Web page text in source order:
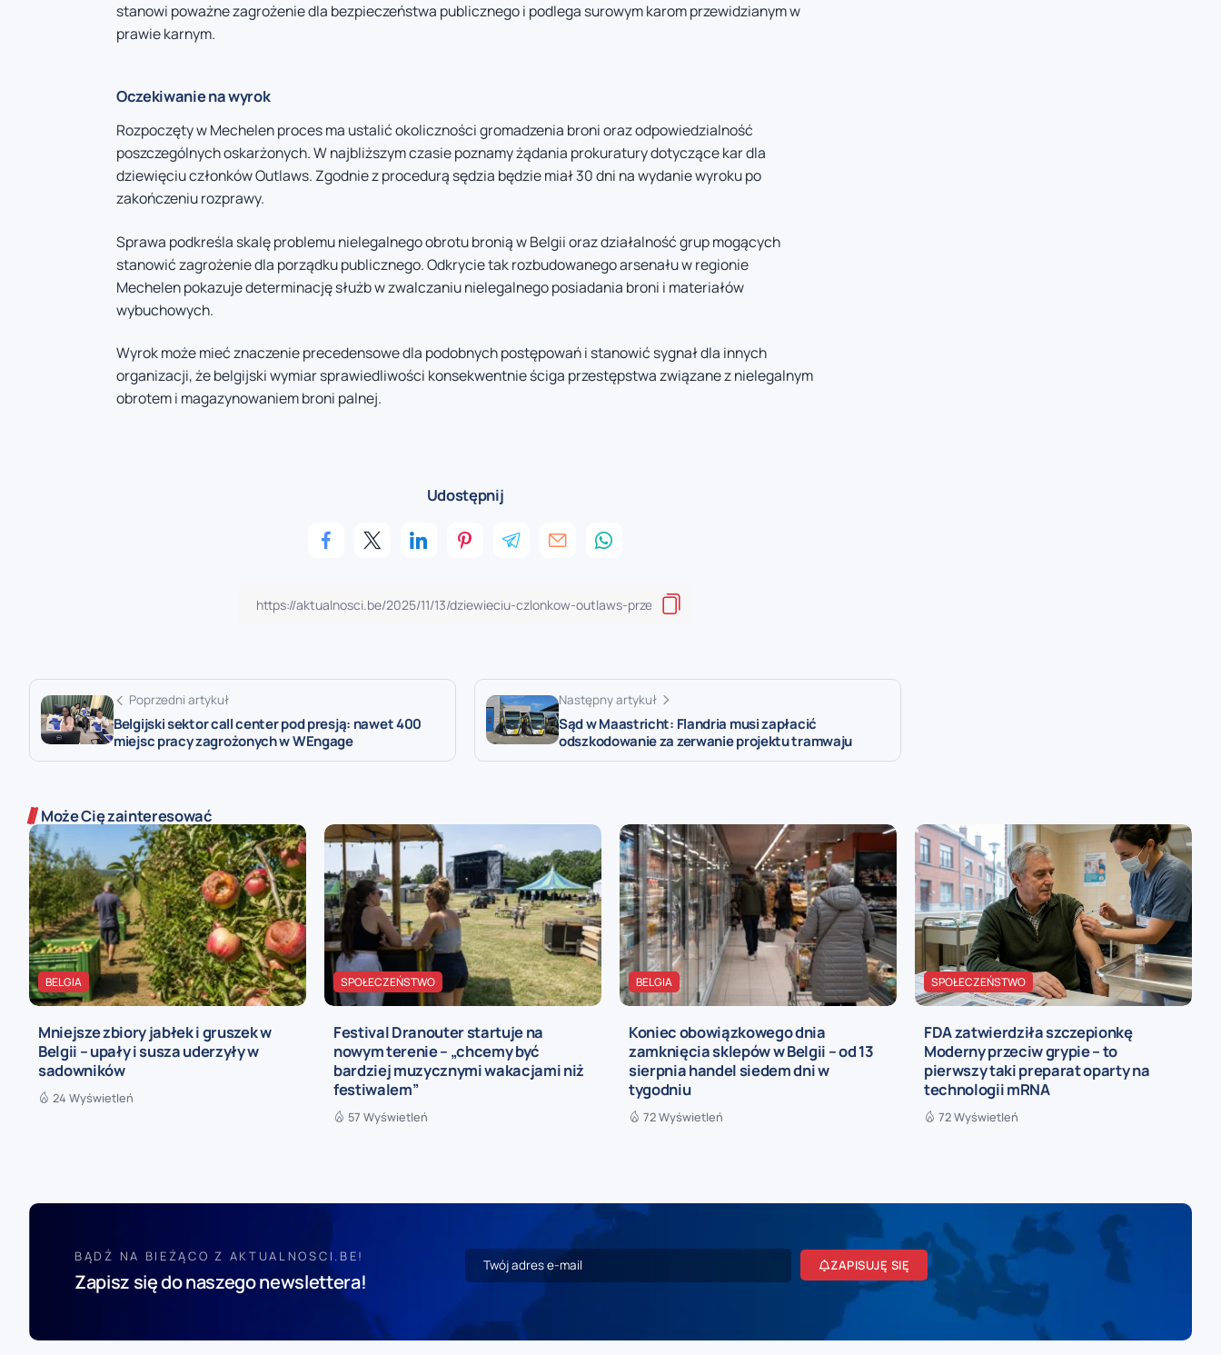
stanowi poważne zagrożenie dla bezpieczeństwa publicznego i podlega surowym karom przewidzianym w
prawie karnym.
Oczekiwanie na wyrok
Rozpoczęty w Mechelen proces ma ustalić okoliczności gromadzenia broni oraz odpowiedzialność
poszczególnych oskarżonych. W najbliższym czasie poznamy żądania prokuratury dotyczące kar dla
dziewięciu członków Outlaws. Zgodnie z procedurą sędzia będzie miał 30 dni na wydanie wyroku po
zakończeniu rozprawy.
Sprawa podkreśla skalę problemu nielegalnego obrotu bronią w Belgii oraz działalność grup mogących
stanowić zagrożenie dla porządku publicznego. Odkrycie tak rozbudowanego arsenału w regionie
Mechelen pokazuje determinację służb w zwalczaniu nielegalnego posiadania broni i materiałów
wybuchowych.
Wyrok może mieć znaczenie precedensowe dla podobnych postępowań i stanowić sygnał dla innych
organizacji, że belgijski wymiar sprawiedliwości konsekwentnie ściga przestępstwa związane z nielegalnym
obrotem i magazynowaniem broni palnej.
Udostępnij
Poprzedni artykuł
Belgijski sektor call center pod presją: nawet 400
miejsc pracy zagrożonych w WEngage
Następny artykuł
Sąd w Maastricht: Flandria musi zapłacić
odszkodowanie za zerwanie projektu tramwaju
Może Cię zainteresować
BELGIA
Mniejsze zbiory jabłek i gruszek w
Belgii – upały i susza uderzyły w
sadowników
24 Wyświetleń
SPOŁECZEŃSTWO
Festival Dranouter startuje na
nowym terenie – „chcemy być
bardziej muzycznymi wakacjami niż
festiwalem”
57 Wyświetleń
BELGIA
Koniec obowiązkowego dnia
zamknięcia sklepów w Belgii – od 13
sierpnia handel siedem dni w
tygodniu
72 Wyświetleń
SPOŁECZEŃSTWO
FDA zatwierdziła szczepionkę
Moderny przeciw grypie – to
pierwszy taki preparat oparty na
technologii mRNA
72 Wyświetleń
BĄDŹ NA BIEŻĄCO Z AKTUALNOSCI.BE!
Zapisz się do naszego newslettera!
ZAPISUJĘ SIĘ